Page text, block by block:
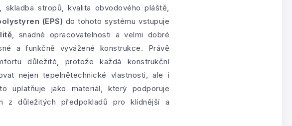
stropů, kvalita obvodového pláště,
(EPS) do tohoto systému vstupuje
, snadné opracovatelnosti a velmi dobré
a funkčně vyvážené konstrukce. Právě
důležité, protože každá konstrukční
nejen tepelnětechnické vlastnosti, ale i
uplatňuje jako materiál, který podporuje
z důležitých předpokladů pro klidnější a